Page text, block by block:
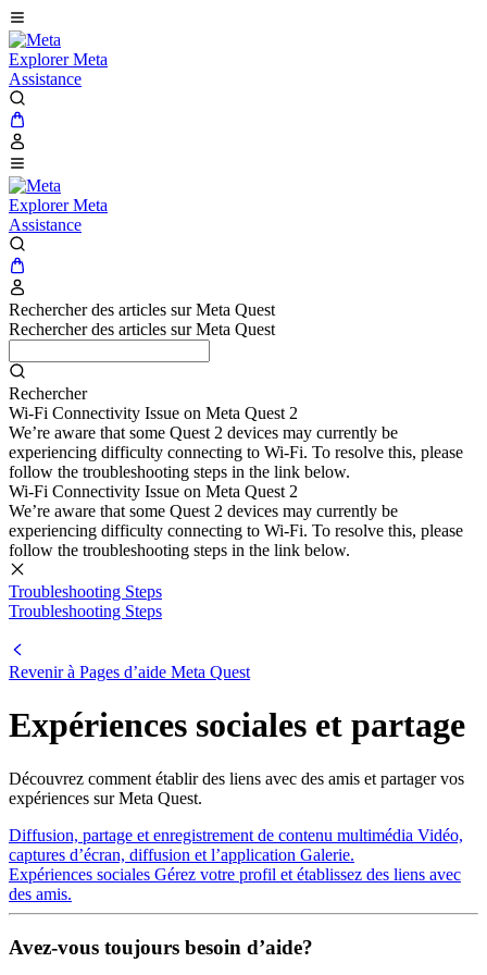
Explorer Meta
Assistance
Explorer Meta
Assistance
Rechercher des articles sur Meta Quest
Rechercher des articles sur Meta Quest
Rechercher
Wi-Fi Connectivity Issue on Meta Quest 2
We’re aware that some Quest 2 devices may currently be
experiencing difficulty connecting to Wi-Fi. To resolve this, please
follow the troubleshooting steps in the link below.
Wi-Fi Connectivity Issue on Meta Quest 2
We’re aware that some Quest 2 devices may currently be
experiencing difficulty connecting to Wi-Fi. To resolve this, please
follow the troubleshooting steps in the link below.
Troubleshooting Steps
Troubleshooting Steps
Revenir à Pages d’aide Meta Quest
Expériences sociales et partage
Découvrez comment établir des liens avec des amis et partager vos
expériences sur Meta Quest.
Diffusion, partage et enregistrement de contenu multimédia Vidéo,
captures d’écran, diffusion et l’application Galerie.
Expériences sociales Gérez votre profil et établissez des liens avec
des amis.
Avez-vous toujours besoin d’aide?